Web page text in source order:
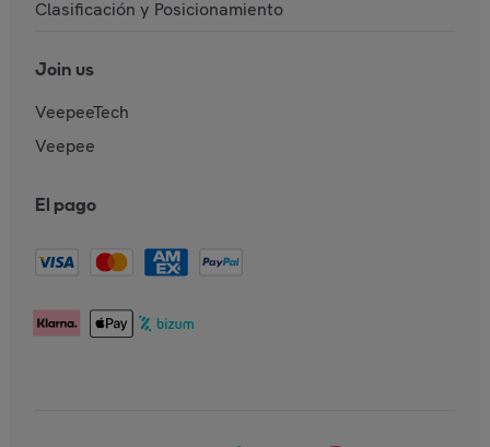
Clasificación y Posicionamiento
Join us
VeepeeTech
Veepee
El pago